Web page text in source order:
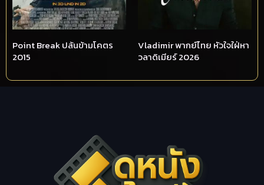
Point Break ปล้นข้ามโคตร
2015
Vladimir พากย์ไทย หัวใจใฝ่หา
วลาดิเมียร์ 2026